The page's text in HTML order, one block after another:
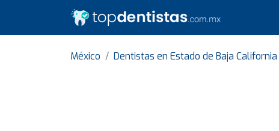
México Dentistas en Estado de Baja California